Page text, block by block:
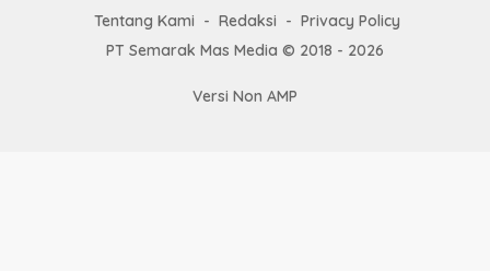
Tentang Kami Redaksi
Privacy Policy
PT Semarak Mas Media © 2018 - 2026
Versi Non AMP